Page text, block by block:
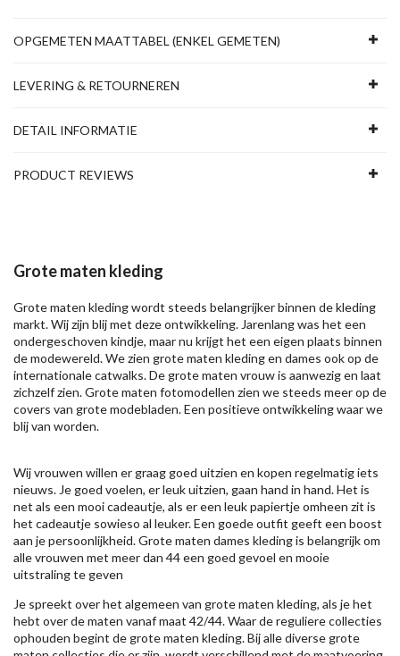
OPGEMETEN MAATTABEL (ENKEL GEMETEN)
LEVERING & RETOURNEREN
DETAIL INFORMATIE
PRODUCT REVIEWS
Grote maten kleding
Grote maten kleding wordt steeds belangrijker binnen de kleding
markt. Wij zijn blij met deze ontwikkeling. Jarenlang was het een
ondergeschoven kindje, maar nu krijgt het een eigen plaats binnen
de modewereld. We zien grote maten kleding en dames ook op de
internationale catwalks. De grote maten vrouw is aanwezig en laat
zichzelf zien. Grote maten fotomodellen zien we steeds meer op de
covers van grote modebladen. Een positieve ontwikkeling waar we
blij van worden.
Wij vrouwen willen er graag goed uitzien en kopen regelmatig iets
nieuws. Je goed voelen, er leuk uitzien, gaan hand in hand. Het is
net als een mooi cadeautje, als er een leuk papiertje omheen zit is
het cadeautje sowieso al leuker. Een goede outfit geeft een boost
aan je persoonlijkheid. Grote maten dames kleding is belangrijk om
alle vrouwen met meer dan 44 een goed gevoel en mooie
uitstraling te geven
Je spreekt over het algemeen van grote maten kleding, als je het
hebt over de maten vanaf maat 42/44. Waar de reguliere collecties
ophouden begint de grote maten kleding. Bij alle diverse grote